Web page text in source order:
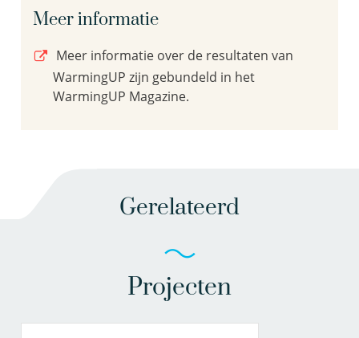
Meer informatie
Meer informatie over de resultaten van
WarmingUP zijn gebundeld in het
WarmingUP Magazine.
Gerelateerd
Projecten